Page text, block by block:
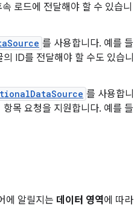
로드에 전달해야 할 수 있습니
를 사용합니다. 예를 들
ID를 전달해야 할 수도 있습니
를 사용합니
목 요청을 지원합니다. 예를 들
에 알릴지는 데이터 영역에 따라